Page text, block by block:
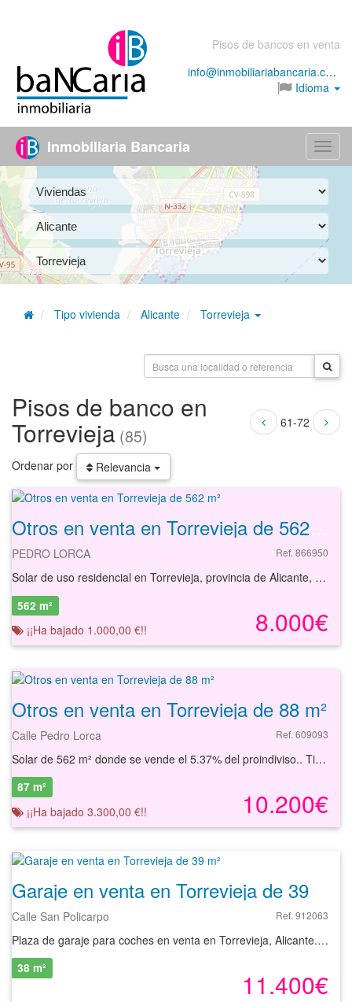
Pisos de bancos en venta
info@inmobiliariabancaria.com
Idioma
Menú
Inmobiliaria Bancaria
Tipo vivienda Alicante Torrevieja
61-72
Pisos de banco en
Torrevieja (85)
Ordenar por Relevancia
PEDRO LORCA Ref. 866950
Solar de uso residencial en Torrevieja, provincia de Alicante, de tipología plurifamiliar con una superficie de 562 m², con edificabilidad estimada de 1.482 m² y un número estimado de 15 unidades a edificar. El % de propiedad que se posee en la finca registral es del 2,29 %. La edificacion preexistente se encuentra demolida. Zona residencial para uso de segunda vivienda. Tipologia general de edificios plurifamiliares entre medianeras. Parcela de morfologia rectangular y topografia plana. Clasificacion urbanística suelo urbano con calificación CU-1 y altura máxima de 4 plantas, PB+II+atico. En la nota simple registral se define la vivienda preexistente. Se estima que puede desarrollarse una promoción de 15 viviendas y 98 m²c aproximadamente, incluyendo zonas comunes, más un sótano para dotación de plazas de garaje.
8.000€
562 m²
¡¡Ha bajado 1.000,00 €!!
Otros en venta en Torrevieja de 88 m²
Calle Pedro Lorca Ref. 609093
Solar de 562 m² donde se vende el 5.37% del proindiviso.. Tiene como uso principal el residencial. Es compatible con el uso comercial. Altura máxima PB + 3, parcela mínima 70 m2, fondo máximo en PB no limitado y 22 m en plantas altas. Cuenta con todas las infraestructuras básicas necesarias (alumbrado, suministro de agua, suministro de electricidad, viales, acerado, etc.). En sus inmediaciones dispone de todo tipo de comercios y servicios necesarios. Se encuentra junto a la plaza de Oriente, a tan solo 250 metros de la playa. Podrá conocer las posibilidades reales de este solar y valorar sus posibilidades de inversión. Empiece ahora mismo pidiendo más información. Un responsable cercano a usted le atenderá personalmente.
10.200€
87 m²
¡¡Ha bajado 3.300,00 €!!
Calle San Policarpo Ref. 912063
Plaza de garaje para coches en venta en Torrevieja, Alicante. Se trata de una plaza de aparcamiento con una superficie de 10 m² situada en la planta sótano del edificio. Cuenta con amplias zonas de rodadura por lo que ofrece buena maniobrabilidad. El edificio se encuentra en el núcleo urbano de Torrevieja, a pocos minutos del centro de la ciudad. La ubicación es ideal, ya que está bien conectada por las principales vías de acceso, como la N-332 y la autovía AP-7, lo que facilita el desplazamiento hacia otras localidades de la provincia. Además, el transporte público está muy bien cubierto, con varias líneas de autobuses que comunican la zona con el centro de Torrevieja y las áreas cercanas. Torrevieja es una ciudad que cuenta con una amplia gama de servicios, como supermercados, restaurantes, centros educativos, instalaciones deportivas y oficinas bancarias. También está cerca de importantes puntos de interés, como las playas de la ciudad (Playa del Cura y Playa de los Náufragos), el puerto deportivo, y el Parque de las naciones. Además, el Hospital Universitario de Torrevieja se encuentra a pocos minutos, lo que asegura la comodidad y accesibilidad para los residentes. Con nuestros servicios podrá encontrar la plaza de garaje que necesita y asegurar su inversión con el mejor de los asesoramientos especializados. Empiece ahora mismo pidiendo más información. Un responsable cercano a usted le atenderá personalmente.
11.400€
38 m²